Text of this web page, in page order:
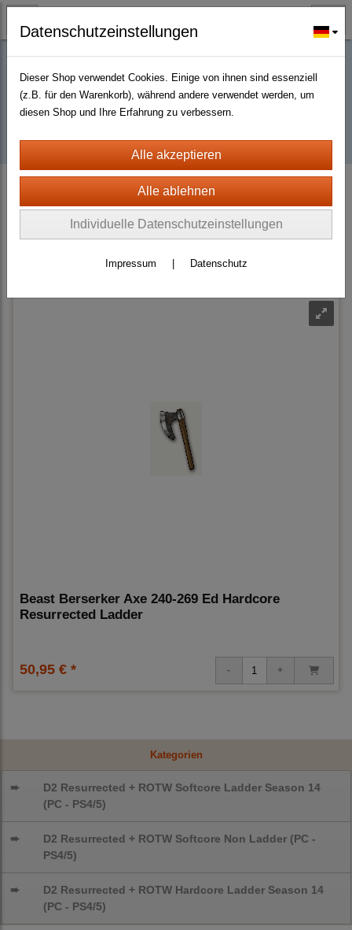
Buy D2R items | Diablo 2 Resurrected |
D2km
Kategorien
➨
D2 Resurrected + ROTW Softcore Ladder Season 14
(PC - PS4/5)
➨
D2 Resurrected + ROTW Softcore Non Ladder (PC -
PS4/5)
➨
D2 Resurrected + ROTW Hardcore Ladder Season 14
(PC - PS4/5)
D2 Resurrected + ROTW Hardcore Ladder Season 14 (PC - PS4/5)
Sortierung wählen
Beast Berserker Axe 240-269 Ed Hardcore
Resurrected Ladder
50,95 € *
Datenschutzeinstellungen
Dieser Shop verwendet Cookies. Einige von ihnen sind essenziell
(z.B. für den Warenkorb), während andere verwendet werden, um
diesen Shop und Ihre Erfahrung zu verbessern.
Individuelle Datenschutzeinstellungen
Impressum Datenschutz